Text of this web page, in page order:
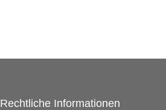
Rechtliche Informationen